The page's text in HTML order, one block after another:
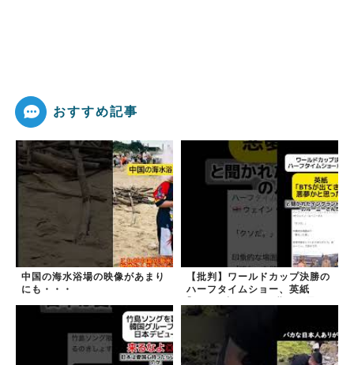
おすすめ記事
中国の海水浴場の映像があまり
にも・・・
【批判】ワールドカップ決勝の
ハーフタイムショー、英紙
た｣